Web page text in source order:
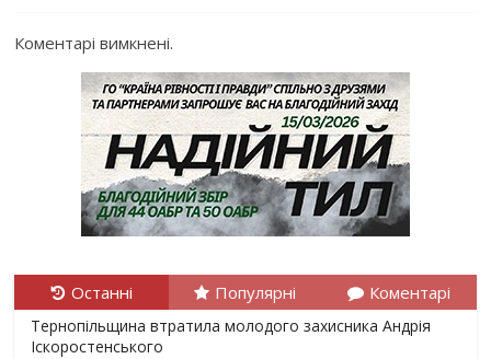
Коментарі вимкнені.
Останні Популярні Коментарі
Тернопільщина втратила молодого захисника Андрія
Іскоростенського